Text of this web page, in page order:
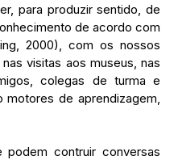
para produzir sentido, de
de acordo com
2000), com os nossos
visitas aos museus, nas
colegas de turma e
de aprendizagem,
contruir conversas